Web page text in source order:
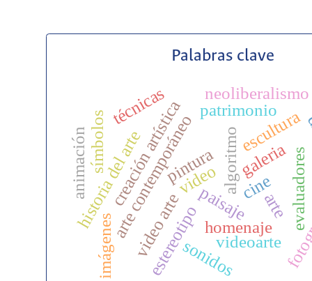
Palabras clave
evaluadores
arte
paisaje
video
escultura
pintura
estereotipo
algoritmo
arte contemporáneo
creación artística
homenaje
patrimonio
historia del arte cine
animación
videoarte
símbolos
sonidos
imágenes
técnicas neoliberalismo
video arte
galeria